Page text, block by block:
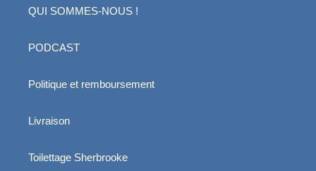
QUI SOMMES-NOUS !
PODCAST
Politique et remboursement
Livraison
Toilettage Sherbrooke